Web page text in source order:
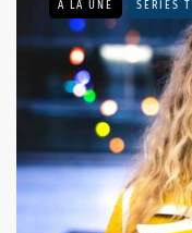
A LA UNE SÉRIES